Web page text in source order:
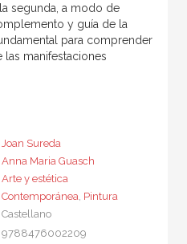
segunda, a modo de
y guía de la
para comprender
manifestaciones
Joan Sureda
Anna Maria Guasch
Arte y estética
Contemporánea, Pintura
Castellano
9788476002209